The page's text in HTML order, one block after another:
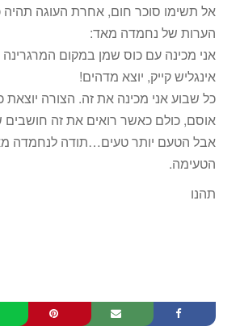
אל תשימו סוכר חום, אחרת העוגה תהיה
הערות של נחמדה מאד:
אני מכינה עם כוס שמן במקום המרגרינה
אינגליש קייק, יוצא מדהים!
כל שבוע אני מכינה את זה. הצורה
אוסם, כולם כאשר רואים את זה חושבים
אבל הטעם יותר טעים…תודה לנחמדה
הטעימה.
תהנו